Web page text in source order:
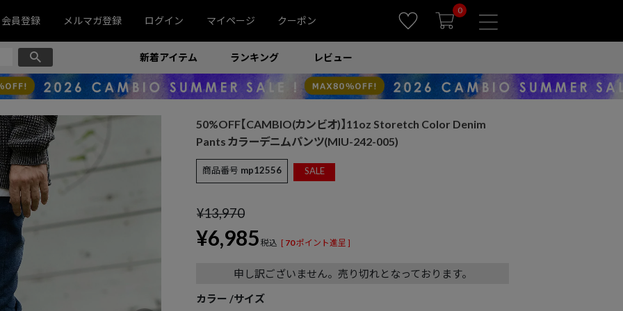
会員登録 メルマガ登録 ログイン マイページ クーポン
0
新着アイテム ランキング レビュー
50%OFF【CAMBIO(カンビオ)】11oz Storetch Color Denim
Pants カラーデニムパンツ(MIU-242-005)
商品番号 mp12556 SALE
¥13,970
¥6,985 税込 [ 70ポイント進呈 ]
申し訳ございません。売り切れとなっております。
カラー
サイズ